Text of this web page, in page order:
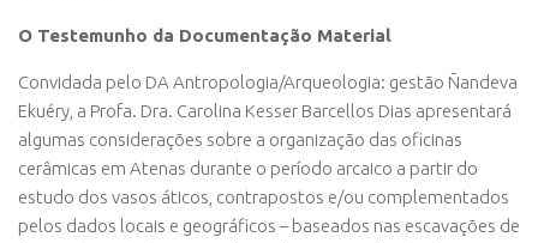
O Testemunho da Documentação Material
Convidada pelo DA Antropologia/Arqueologia: gestão Ñandeva
Ekuéry, a Profa. Dra. Carolina Kesser Barcellos Dias apresentará
algumas considerações sobre a organização das oficinas
cerâmicas em Atenas durante o período arcaico a partir do
estudo dos vasos áticos, contrapostos e/ou complementados
pelos dados locais e geográficos – baseados nas escavações de